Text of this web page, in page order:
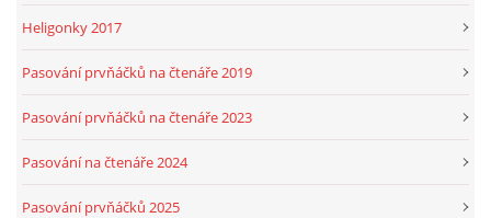
Heligonky 2017
Pasování prvňáčků na čtenáře 2019
Pasování prvňáčků na čtenáře 2023
Pasování na čtenáře 2024
Pasování prvňáčků 2025